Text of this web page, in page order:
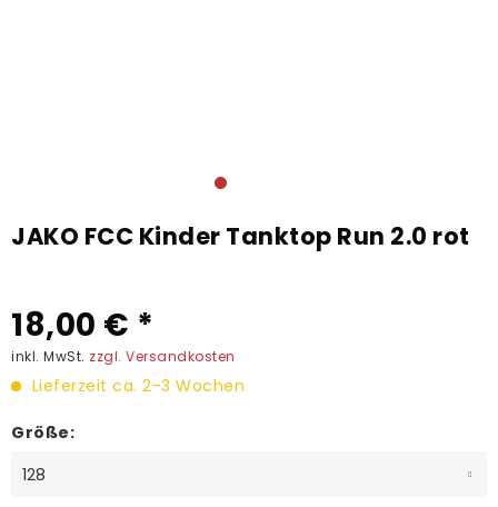
JAKO FCC Kinder Tanktop Run 2.0 rot
18,00 € *
inkl. MwSt. zzgl. Versandkosten
Lieferzeit ca. 2-3 Wochen
Größe: